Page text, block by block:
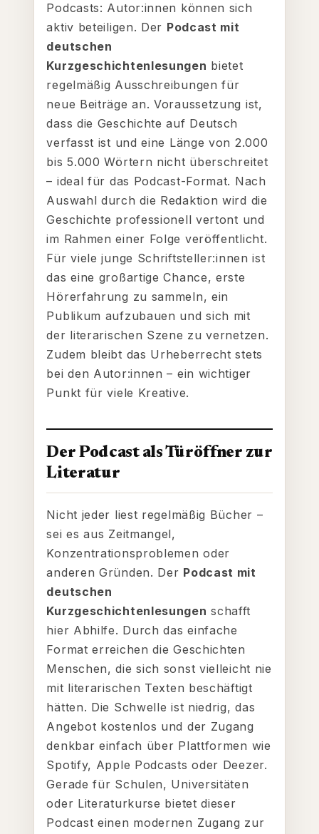
Podcasts: Autor:innen können sich
aktiv beteiligen. Der Podcast mit
deutschen
Kurzgeschichtenlesungen bietet
regelmäßig Ausschreibungen für
neue Beiträge an. Voraussetzung ist,
dass die Geschichte auf Deutsch
verfasst ist und eine Länge von 2.000
bis 5.000 Wörtern nicht überschreitet
– ideal für das Podcast-Format. Nach
Auswahl durch die Redaktion wird die
Geschichte professionell vertont und
im Rahmen einer Folge veröffentlicht.
Für viele junge Schriftsteller:innen ist
das eine großartige Chance, erste
Hörerfahrung zu sammeln, ein
Publikum aufzubauen und sich mit
der literarischen Szene zu vernetzen.
Zudem bleibt das Urheberrecht stets
bei den Autor:innen – ein wichtiger
Punkt für viele Kreative.
Der Podcast als Türöffner zur
Literatur
Nicht jeder liest regelmäßig Bücher –
sei es aus Zeitmangel,
Konzentrationsproblemen oder
anderen Gründen. Der Podcast mit
deutschen
Kurzgeschichtenlesungen schafft
hier Abhilfe. Durch das einfache
Format erreichen die Geschichten
Menschen, die sich sonst vielleicht nie
mit literarischen Texten beschäftigt
hätten. Die Schwelle ist niedrig, das
Angebot kostenlos und der Zugang
denkbar einfach über Plattformen wie
Spotify, Apple Podcasts oder Deezer.
Gerade für Schulen, Universitäten
oder Literaturkurse bietet dieser
Podcast einen modernen Zugang zur